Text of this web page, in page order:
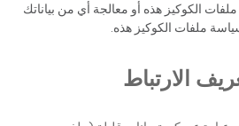
ملفات الكوكيز هذه أو معالجة أي من بياناتك
ملفات الكوكيز هذه.
الارتباط